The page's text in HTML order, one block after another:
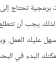
برمجية تحتاج
يجب أن تتطلع
عليك
البدء في